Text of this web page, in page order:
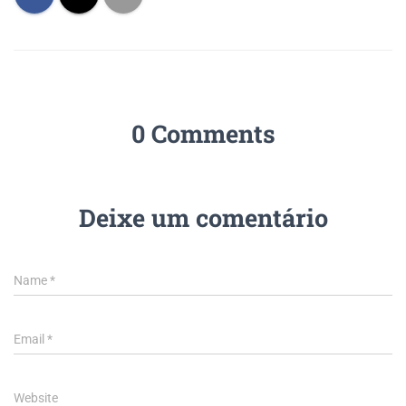
0 Comments
Deixe um comentário
Name*
Email *
Website